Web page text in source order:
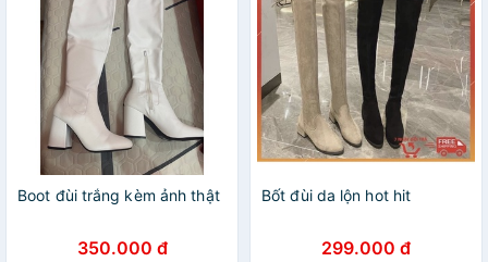
Boot đùi trắng kèm ảnh thật
350.000 đ
Bốt đùi da lộn hot hit
299.000 đ